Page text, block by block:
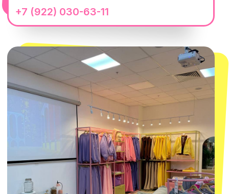
смотреть в Яндекс.Картах